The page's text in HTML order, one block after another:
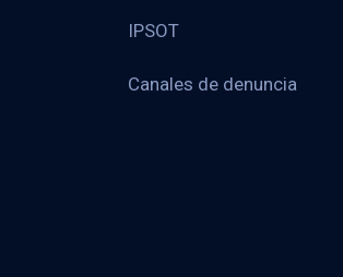
IPSOT
Canales de denuncia